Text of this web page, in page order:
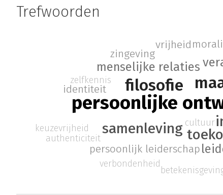
Trefwoorden
persoonlijke
filosofie
samenleving
menselijke relaties
persoonlijk leiderschap
identiteit
zingeving
vrijheid
cultuur
zelfkennis
verbondenheid
authenticiteit
keuzevrijheid